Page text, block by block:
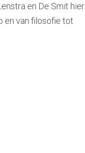
en De Smit hier
en van filosofie tot